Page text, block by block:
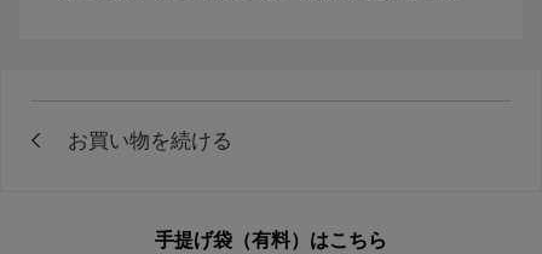
手提げ袋（有料）はこちら